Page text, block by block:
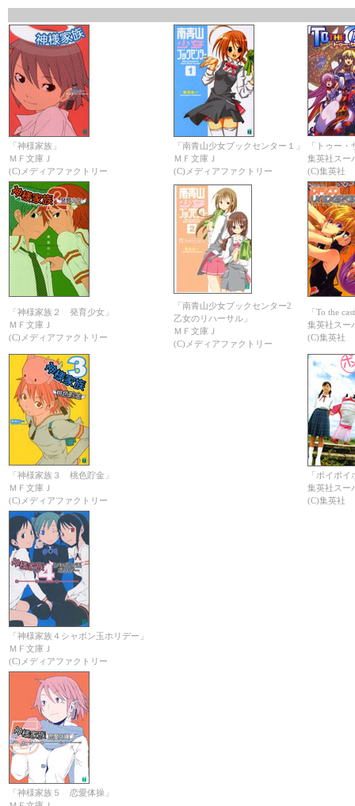
「神様家族」
ＭＦ文庫Ｊ
(C)メディアファクトリー
「南青山少女ブックセンター１」
ＭＦ文庫Ｊ
(C)メディアファクトリー
「トゥー
集英社スー
(C)集英社
「神様家族２ 発育少女」
ＭＦ文庫Ｊ
(C)メディアファクトリー
「南青山少女ブックセンター2
乙女のリハーサル」
ＭＦ文庫Ｊ
(C)メディアファクトリー
「To the
集英社スー
(C)集英社
「神様家族３ 桃色貯金」
ＭＦ文庫Ｊ
(C)メディアファクトリー
「ポイポイ
集英社スー
(C)集英社
「神様家族４シャボン玉ホリデー」
ＭＦ文庫Ｊ
(C)メディアファクトリー
「神様家族５ 恋愛体操」